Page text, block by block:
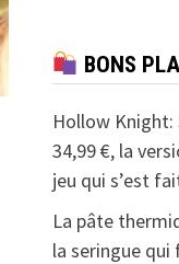
BONS
Hollow Knight:
34,99 €, la
jeu qui s’est
La pâte
la seringue